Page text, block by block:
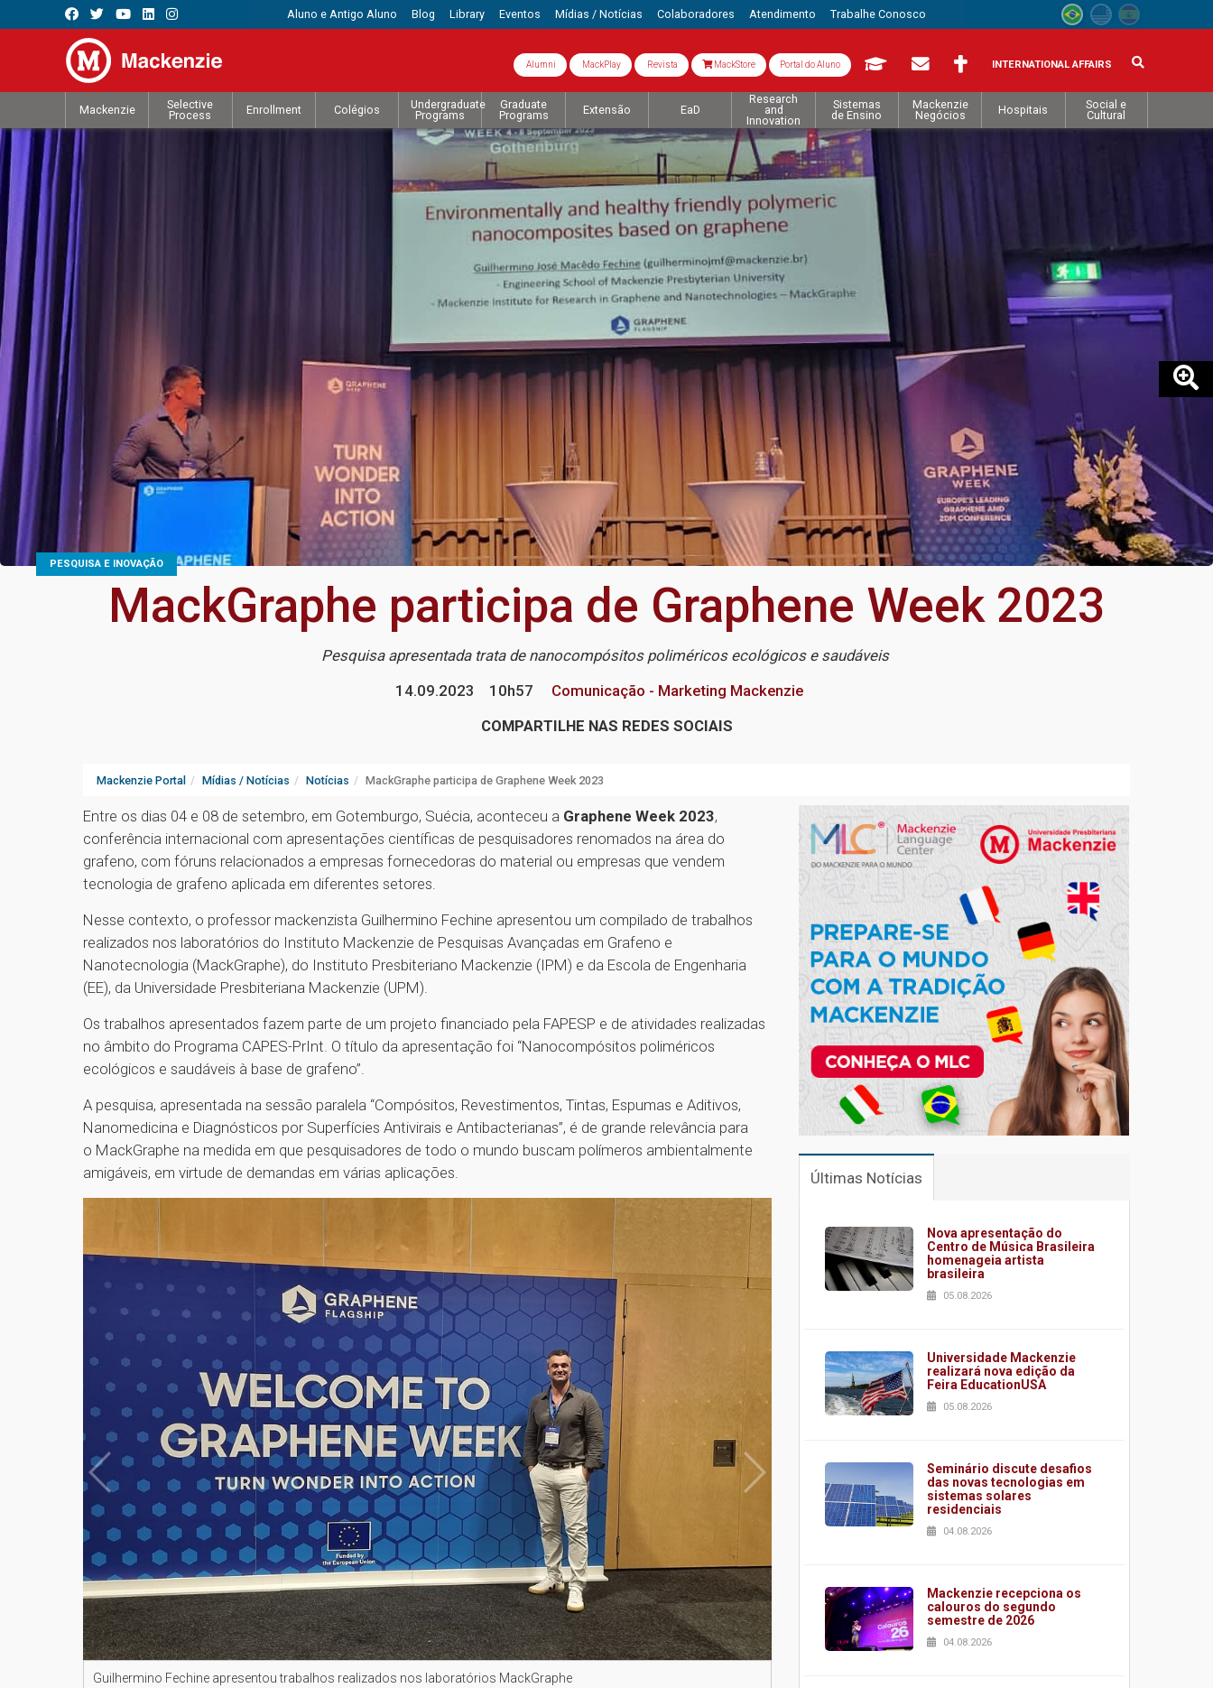
Aluno e Antigo Aluno Blog Library Eventos Mídias / Notícias Colaboradores Atendimento Trabalhe Conosco
Alumni MackPlay Revista MackStore Portal do Aluno INTERNATIONAL AFFAIRS
Mackenzie
Selective
Process
Enrollment Colégios
Undergraduate
Programs
Graduate
Programs
Extensão EaD
Research
and
Innovation
Sistemas
de Ensino
Mackenzie
Negócios
Hospitais
Social e
Cultural
PESQUISA E INOVAÇÃO
MackGraphe participa de Graphene Week 2023
Pesquisa apresentada trata de nanocompósitos poliméricos ecológicos e saudáveis
14.09.2023
10h57
Comunicação - Marketing Mackenzie
COMPARTILHE NAS REDES SOCIAIS
Mackenzie Portal Mídias / Notícias Notícias MackGraphe participa de Graphene Week 2023
Entre os dias 04 e 08 de setembro, em Gotemburgo, Suécia, aconteceu a Graphene Week 2023,
conferência internacional com apresentações científicas de pesquisadores renomados na área do
grafeno, com fóruns relacionados a empresas fornecedoras do material ou empresas que vendem
tecnologia de grafeno aplicada em diferentes setores.
Nesse contexto, o professor mackenzista Guilhermino Fechine apresentou um compilado de trabalhos
realizados nos laboratórios do Instituto Mackenzie de Pesquisas Avançadas em Grafeno e
Nanotecnologia (MackGraphe), do Instituto Presbiteriano Mackenzie (IPM) e da Escola de Engenharia
(EE), da Universidade Presbiteriana Mackenzie (UPM).
Os trabalhos apresentados fazem parte de um projeto financiado pela FAPESP e de atividades realizadas
no âmbito do Programa CAPES-PrInt. O título da apresentação foi “Nanocompósitos poliméricos
ecológicos e saudáveis à base de grafeno”.
A pesquisa, apresentada na sessão paralela “Compósitos, Revestimentos, Tintas, Espumas e Aditivos,
Nanomedicina e Diagnósticos por Superfícies Antivirais e Antibacterianas”, é de grande relevância para
o MackGraphe na medida em que pesquisadores de todo o mundo buscam polímeros ambientalmente
amigáveis, em virtude de demandas em várias aplicações.
Guilhermino Fechine apresentou trabalhos realizados nos laboratórios MackGraphe
Últimas Notícias
Nova apresentação do
Centro de Música Brasileira
homenageia artista
brasileira
05.08.2026
Universidade Mackenzie
realizará nova edição da
Feira EducationUSA
05.08.2026
Seminário discute desafios
das novas tecnologias em
sistemas solares
residenciais
04.08.2026
Mackenzie recepciona os
calouros do segundo
semestre de 2026
04.08.2026